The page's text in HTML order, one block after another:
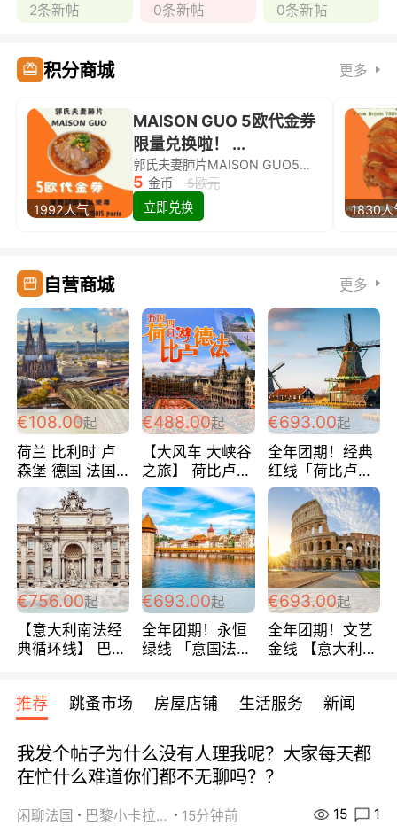
2条新帖 0条新帖 0条新帖
积分商城 更多
1992人气
MAISON GUO 5欧代金券
限量兑换啦！ ...
郭氏夫妻肺片MAISON GUO5欧代金券限量兑换啦！
5 金币
5欧元
立即兑换
1830人
自营商城 更多
€108.00起
荷兰 比利时 卢
森堡 德国 法国
超爽玩遍西欧 循
环线 全程四星宾
馆 108欧/人/天
€488.00起
【大风车 大峡谷
之旅】 荷比卢德
法 巴黎上下 经
典五国四日游
488欧/人
€693.00起
全年团期！经典
红线「荷比卢德
法」七天循环 五
国 仅售99欧/人/
天！巴黎上下！
包拼房~
€756.00起
【意大利南法经
典循环线】 巴黎
宾馆 108欧/天起
全程756欧/位
€693.00起
全年团期！永恒
绿线 「意国法
欧/天起 ~包拼房
€693.00起
全年团期！文艺
金线 【意大利一
每周铁发！
推荐 跳蚤市场 房屋店铺 生活服务 新闻
我发个帖子为什么没有人理我呢？大家每天都
在忙什么难道你们都不无聊吗？？
闲聊法国 巴黎小卡拉咪 15分钟前 15 1